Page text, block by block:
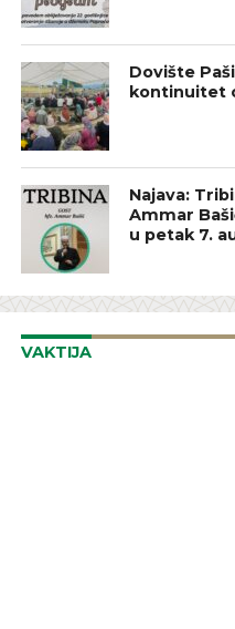
Dovište
kontinuitet
Najava:
Ammar
u petak 7.
VAKTIJA